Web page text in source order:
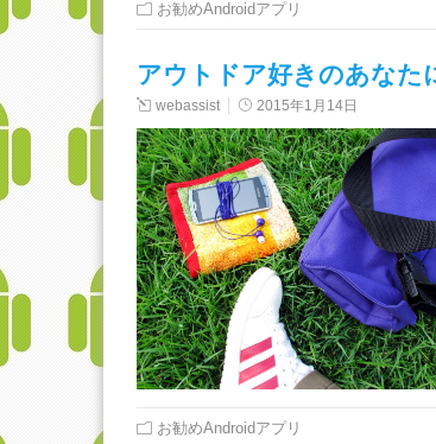
お勧めAndroidアプリ
アウトドア好きのあなた
webassist 2015年1月14日
お勧めAndroidアプリ